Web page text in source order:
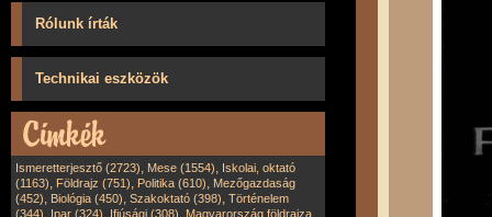
Rólunk írták
Technikai eszközök
Ismeretterjesztő (2723), Mese (1554), Iskolai, oktató
(1163), Földrajz (751), Politika (610), Mezőgazdaság
(452), Biológia (450), Szakoktató (398), Történelem
(344), Ipar (324), Ifjúsági (308), Magyarország földrajza